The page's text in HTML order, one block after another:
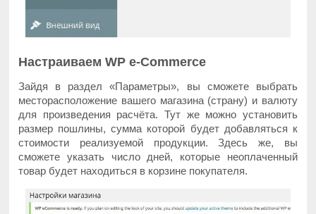
Настраиваем WP e-Commerce
Зайдя в раздел «Параметры», вы сможете выбрать
месторасположение вашего магазина (страну) и валюту
для произведения расчёта. Тут же можно установить
размер пошлины, сумма которой будет добавляться к
стоимости реализуемой продукции. Здесь же, вы
сможете указать число дней, которые неоплаченный
товар будет находиться в корзине покупателя.